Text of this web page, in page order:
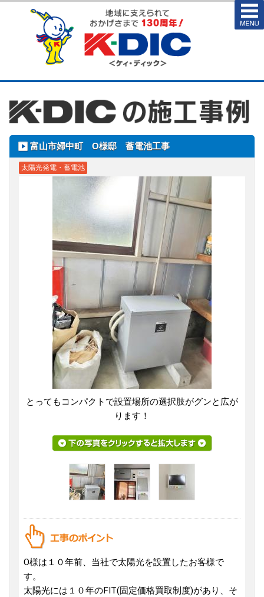
富山市婦中町 O様邸 蓄電池工事
太陽光発電・蓄電池
とってもコンパクトで設置場所の選択肢がグンと広が
ります！
O様は１０年前、当社で太陽光を設置したお客様で
す。
太陽光には１０年のFIT(固定価格買取制度)があり、そ